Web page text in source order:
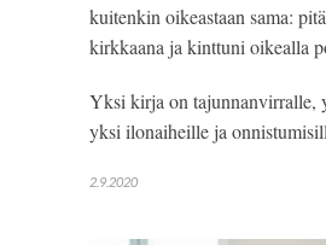
kuitenkin oikeastaan sama:
kirkkaana ja kinttuni oikealla
Yksi kirja on tajunnanvirralle,
yksi ilonaiheille ja
2.9.2020